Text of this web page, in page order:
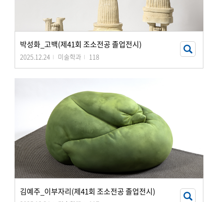
박성화_고백(제41회 조소전공 졸업전시)
2025.12.24 미술학과 118
김예주_이부자리(제41회 조소전공 졸업전시)